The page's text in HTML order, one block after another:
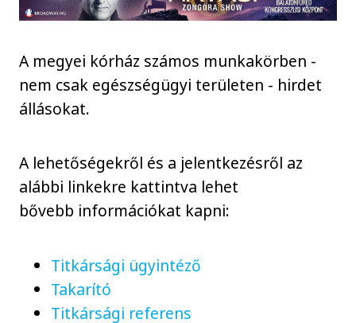
A megyei kórház számos munkakörben -
nem csak egészségügyi területen - hirdet
állásokat.
A lehetőségekről és a jelentkezésről az
alábbi linkekre kattintva lehet
bővebb információkat kapni:
Titkársági ügyintéző
Takarító
Titkársági referens